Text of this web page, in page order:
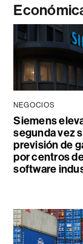
NEGOCIOS
Siemens
segunda vez
previsión de
por centros
software